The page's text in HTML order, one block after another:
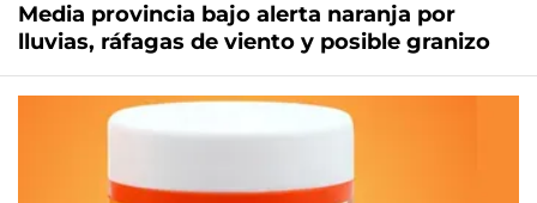
Media provincia bajo alerta naranja por
lluvias, ráfagas de viento y posible granizo